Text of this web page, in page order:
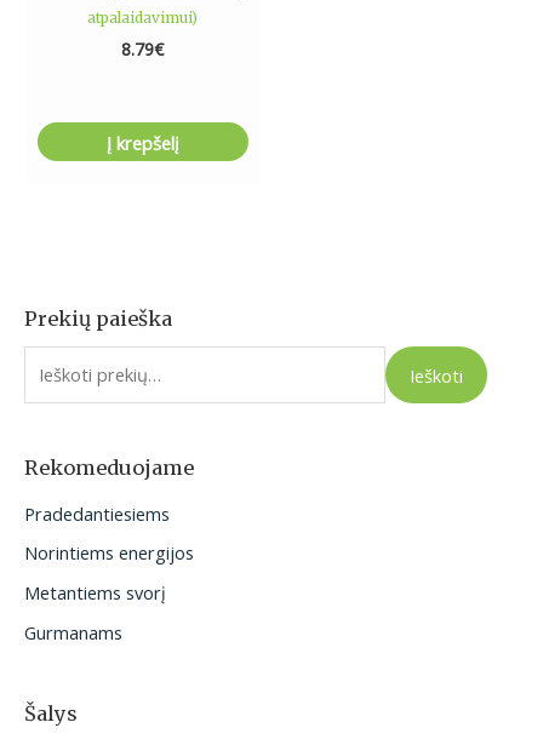
Prekių paieška
I
e
o
:
Ieškoti
Rekomeduojame
Pradedantiesiems
Norintiems energijos
Metantiems svorį
Gurmanams
Šalys
atpalaidavimui)
8.79€
Į krepšelį